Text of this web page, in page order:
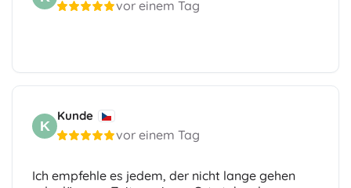
vor einem Tag
K
Kunde
vor einem Tag
Ich empfehle es jedem, der nicht lange gehen